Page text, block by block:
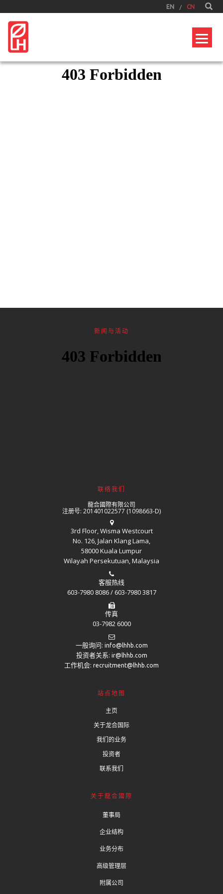
EN CN
新闻与活动
联络我们
龍合國際有限公司
注册号: 201401022577 (1098663-D)
3rd Floor, Wisma Westcourt
No. 126, Jalan Klang Lama,
58000 Kuala Lumpur
Wilayah Persekutuan, Malaysia
客服热线
603-7980 8086 / 603-7980 3817
传真
03-7982 6000
一般询问: info@lhhb.com
投资者关系: ir@lhhb.com
工作机会: recruitment@lhhb.com
站点地图
主页
关于龙合国际
我们的业务
投资者
联系我们
关于龍合國際
董事局
企业结构
业务分布
高级管理层
附属公司